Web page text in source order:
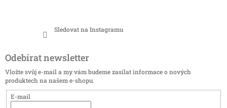
Sledovat na Instagramu
Odebírat newsletter
Vložte svůj e-mail a my vám budeme zasílat informace o nových
produktech na našem e-shopu.
E-mail